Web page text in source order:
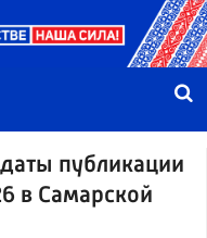
публикации
в Самарской